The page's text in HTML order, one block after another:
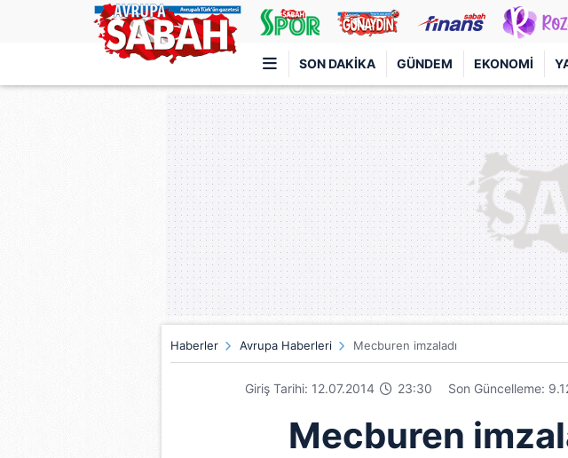
SON DAKIKA GÜNDEM EKONOMI
Türkiye'nin en iyi haber sitesi
Haberler Avrupa Haberleri Mecburen imzaladı
Giriş Tarihi: 12.07.2014 23:30 Son Güncelleme:
Mecburen